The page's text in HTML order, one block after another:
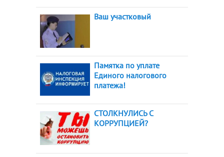
Ваш участковый
Памятка по уплате
Единого налогового
платежа!
СТОЛКНУЛИСЬ С
КОРРУПЦИЕЙ?